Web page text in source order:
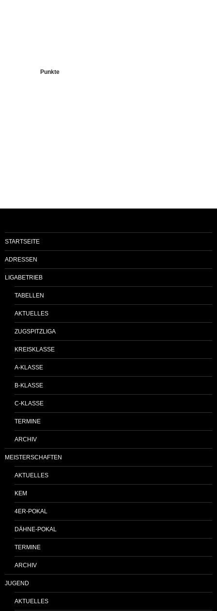
Punkte
STARTSEITE
ADRESSEN
LIGABETRIEB
TABELLEN
AKTUELLES
ZUGSPITZLIGA
KREISKLASSE
A-KLASSE
B-KLASSE
C-KLASSE
TERMINE
ARCHIV
MEISTERSCHAFTEN
AKTUELLES
KEM
4ER-POKAL
DÄHNE-POKAL
TERMINE
ARCHIV
JUGEND
AKTUELLES